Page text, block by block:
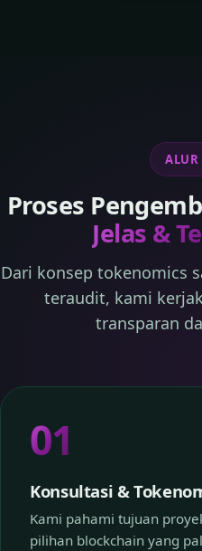
ALUR
Proses
Jelas &
Dari konsep tokenomics
teraudit, kami
transparan
01
Konsultasi &
Kami pahami tujuan
pilihan blockchain yang